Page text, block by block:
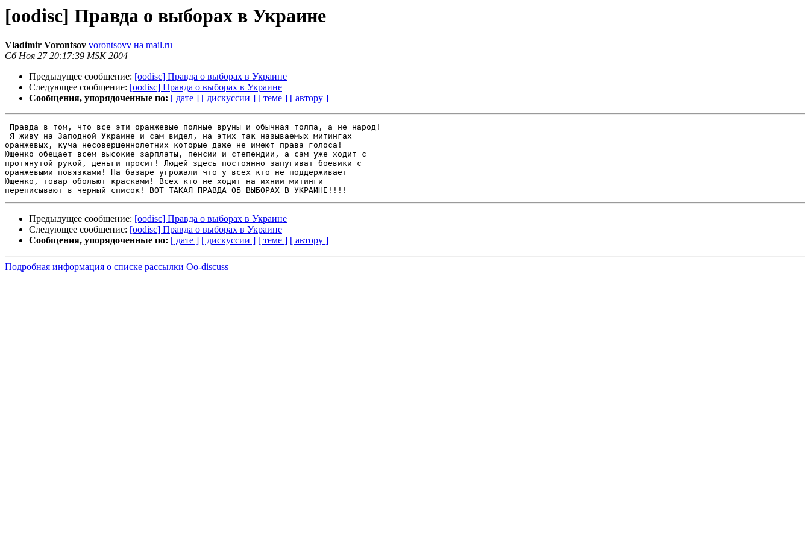
[oodisc] Правда о выборах в Украине
Vladimir Vorontsov vorontsovv на mail.ru
Сб Ноя 27 20:17:39 MSK 2004
Предыдущее сообщение: [oodisc] Правда о выборах в Украине
Следующее сообщение: [oodisc] Правда о выборах в Украине
Сообщения, упорядоченные по: [ дате ] [ дискуссии ] [ теме ] [ автору ]
Правда в том, что все эти оранжевые полные вруны и обычная толпа, а не народ!
Я живу на Заподной Украине и сам видел, на этих так называемых митингах
оранжевых, куча несовершеннолетних которые даже не имеют права голоса!
Ющенко обещает всем высокие зарплаты, пенсии и степендии, а сам уже ходит с
протянутой рукой, деньги просит! Людей здесь постоянно запугиват боевики с
оранжевыми повязками! На базаре угрожали что у всех кто не поддерживает
Ющенко, товар обольют красками! Всех кто не ходит на ихнии митинги
Предыдущее сообщение: [oodisc] Правда о выборах в Украине
Следующее сообщение: [oodisc] Правда о выборах в Украине
Сообщения, упорядоченные по: [ дате ] [ дискуссии ] [ теме ] [ автору ]
Подробная информация о списке рассылки Oo-discuss